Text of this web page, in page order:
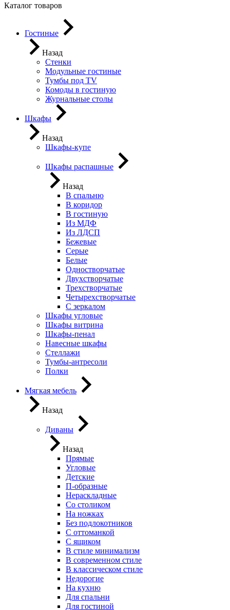
Каталог товаров
Гостиные
Назад
Стенки
Модульные гостиные
Тумбы под ТV
Комоды в гостиную
Журнальные столы
Шкафы
Назад
Шкафы-купе
Шкафы распашные
Назад
В спальню
В коридор
В гостиную
Из МДФ
Из ЛДСП
Бежевые
Серые
Белые
Одностворчатые
Двухстворчатые
Трехстворчатые
Четырехстворчатые
С зеркалом
Шкафы угловые
Шкафы витрина
Шкафы-пенал
Навесные шкафы
Стеллажи
Тумбы-антресоли
Полки
Мягкая мебель
Назад
Диваны
Назад
Прямые
Угловые
Детские
П-образные
Нераскладные
Со столиком
На ножках
Без подлокотников
С оттоманкой
С ящиком
В стиле минимализм
В современном стиле
В классическом стиле
Недорогие
На кухню
Для спальни
Для гостиной